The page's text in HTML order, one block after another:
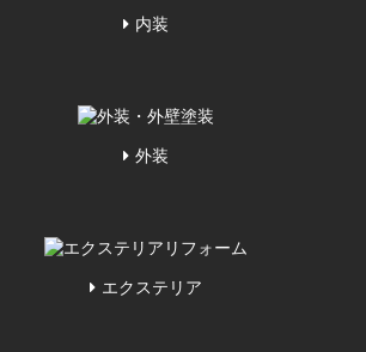
内装
外装
エクステリア